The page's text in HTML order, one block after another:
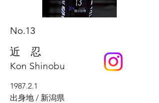
No.13
近 忍
Kon Shinobu
1987.2.1
出身地 / 新潟県